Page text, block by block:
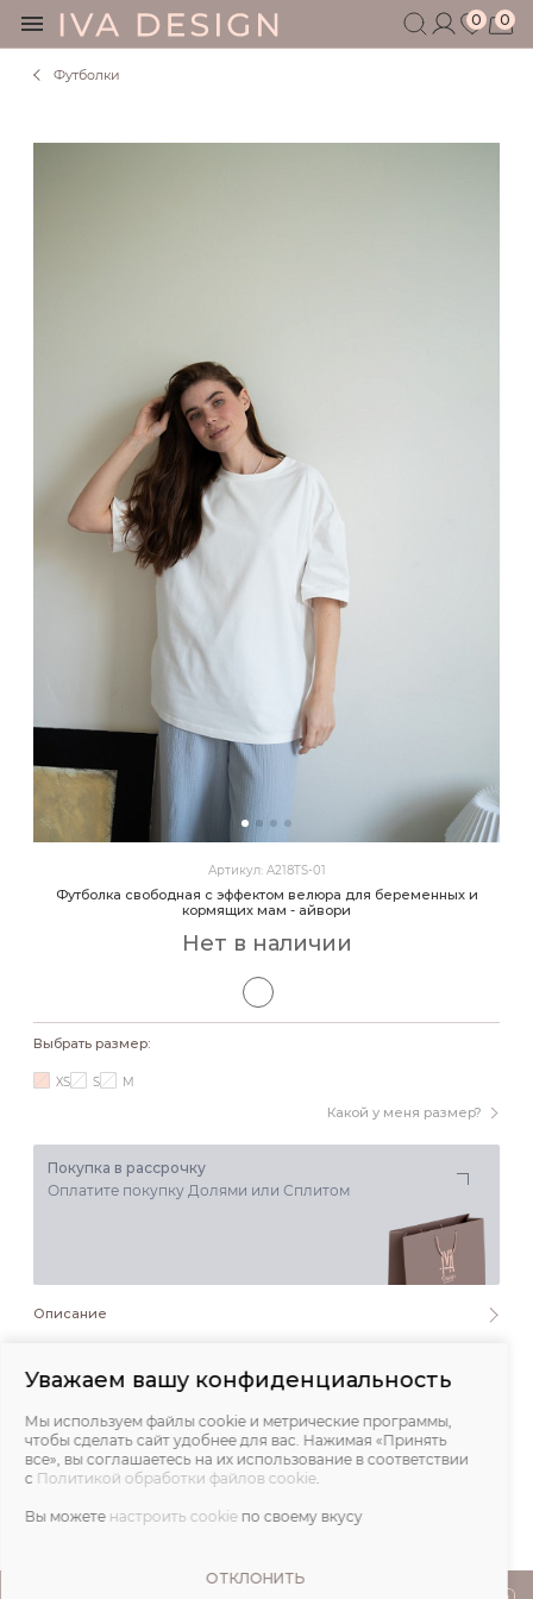
0 0
+7 495 401 6950
Футболки
Артикул: A218TS-01
Футболка свободная с эффектом велюра для беременных и
кормящих мам - айвори
Нет в наличии
Выбрать размер:
Какой у меня размер?
XS S M
Покупка в рассрочку
Оплатите покупку Долями или Сплитом
Описание
Состав и уход
Обмеры
Уважаем вашу конфиденциальность
Мы используем файлы cookie и метрические программы,
чтобы сделать сайт удобнее для вас. Нажимая «Принять
все», вы соглашаетесь на их использование в соответствии
с Политикой обработки файлов cookie.
Вы можете настроить cookie по своему вкусу
ОТКЛОНИТЬ